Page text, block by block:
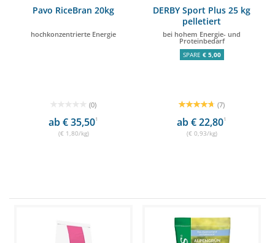
Pavo RiceBran 20kg
hochkonzentrierte Energie
(0)
ab € 35,501
(€ 1,80/kg)
DERBY Sport Plus 25 kg
pelletiert
bei hohem Energie- und
Proteinbedarf
SPARE € 5,00
(7)
ab € 22,801
(€ 0,93/kg)